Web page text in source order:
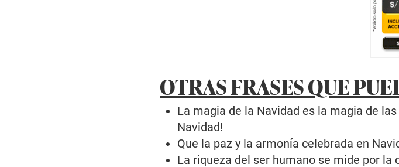
OTRAS FRASES QUE
La magia de la Navidad es la magia de
Navidad!
Que la paz y la armonía celebrada en
La riqueza del ser humano se mide por